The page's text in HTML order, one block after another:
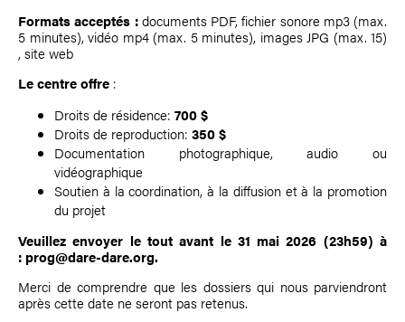
Formats acceptés :documents PDF, fichier sonore mp3 (max.
5 minutes), vidéo mp4 (max. 5 minutes), images JPG (max. 15)
, site web
Le centre offre :
Droits de résidence: 700 $
Droits de reproduction: 350 $
Documentation photographique, audio ou
vidéographique
Soutien à la coordination, à la diffusion et à la promotion
du projet
Veuillez envoyer le tout avant le 31 mai 2026 (23h59) à
: prog@dare-dare.org.
Merci de comprendre que les dossiers qui nous parviendront
après cette date ne seront pas retenus.